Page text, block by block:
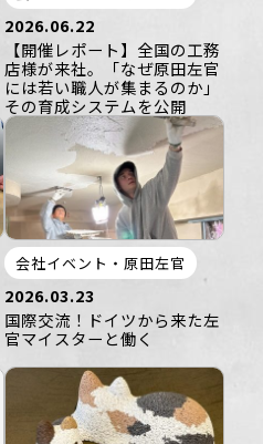
2026.06.22
【開催レポート】全国の工務
店様が来社。「なぜ原田左官
には若い職人が集まるのか」
その育成システムを公開
会社イベント・原田左官
2026.03.23
国際交流！ドイツから来た左
官マイスターと働く